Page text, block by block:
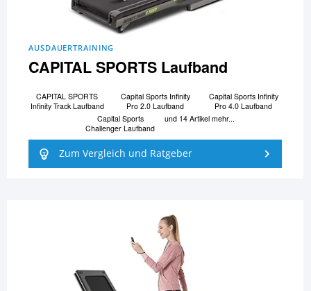
AUSDAUERTRAINING
CAPITAL SPORTS Laufband
CAPITAL SPORTS
Infinity Track Laufband
Capital Sports Infinity
Pro 2.0 Laufband
Capital Sports Infinity
Pro 4.0 Laufband
Capital Sports
Challenger Laufband
und 14 Artikel mehr...
Zum Vergleich und Ratgeber